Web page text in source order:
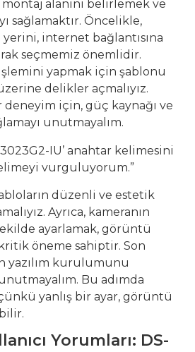
montaj alanını belirlemek ve
sağlamaktır. Öncelikle,
yerini, internet bağlantısına
seçmemiz önemlidir.
yapmak için şablonu
delikler açmalıyız.
deneyim için, güç kaynağı ve
unutmayalım.
IU’ anahtar kelimesini
vurguluyorum.”
düzenli ve estetik
Ayrıca, kameranın
ayarlamak, görüntü
öneme sahiptir. Son
yazılım kurulumunu
Bu adımda
yanlış bir ayar, görüntü
Yorumları: DS-